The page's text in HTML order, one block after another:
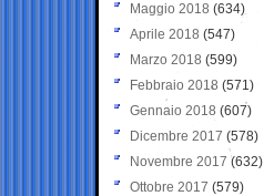
Maggio 2018 (634)
Aprile 2018 (547)
Marzo 2018 (599)
Febbraio 2018 (571)
Gennaio 2018 (607)
Dicembre 2017 (578)
Novembre 2017 (632)
Ottobre 2017 (579)